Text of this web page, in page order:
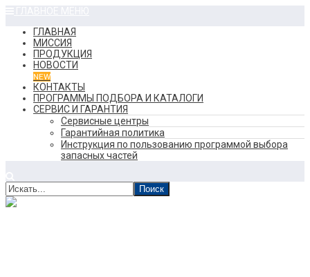
ГЛАВНАЯ
МИССИЯ
ПРОДУКЦИЯ
НОВОСТИ
NEW
КОНТАКТЫ
ПРОГРАММЫ ПОДБОРА И КАТАЛОГИ
СЕРВИС И ГАРАНТИЯ
Сервисные центры
Гарантийная политика
Инструкция по пользованию программой выбора
запасных частей